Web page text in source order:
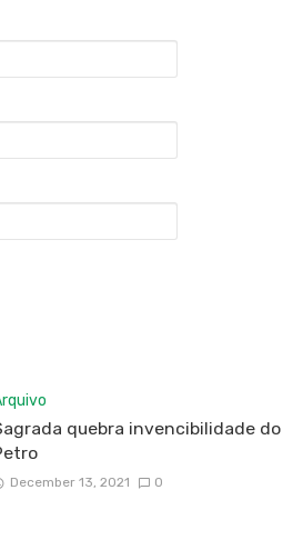
quebra invencibilidade do
December 13, 2021 0